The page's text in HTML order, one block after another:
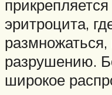
эритроцита,
размножаться,
разрушению.
широкое